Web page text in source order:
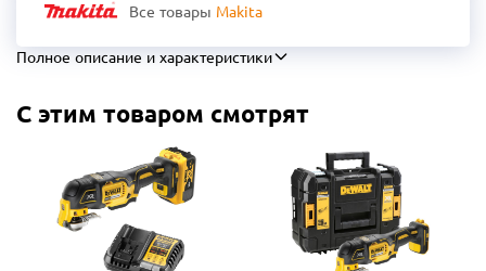
Все товары Makita
Полное описание и характеристики
С этим товаром смотрят